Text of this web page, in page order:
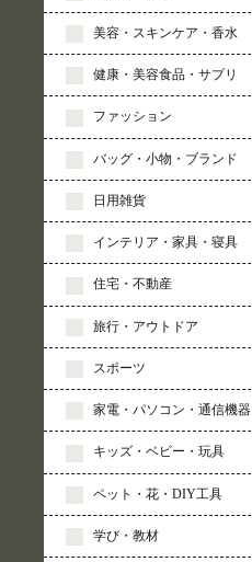
美容・スキンケア・香水
健康・美容食品・サプリ
ファッション
バッグ・小物・ブランド
日用雑貨
インテリア・家具・寝具
住宅・不動産
旅行・アウトドア
スポーツ
家電・パソコン・通信機器
キッズ・ベビー・玩具
ペット・花・DIY工具
学び・教材